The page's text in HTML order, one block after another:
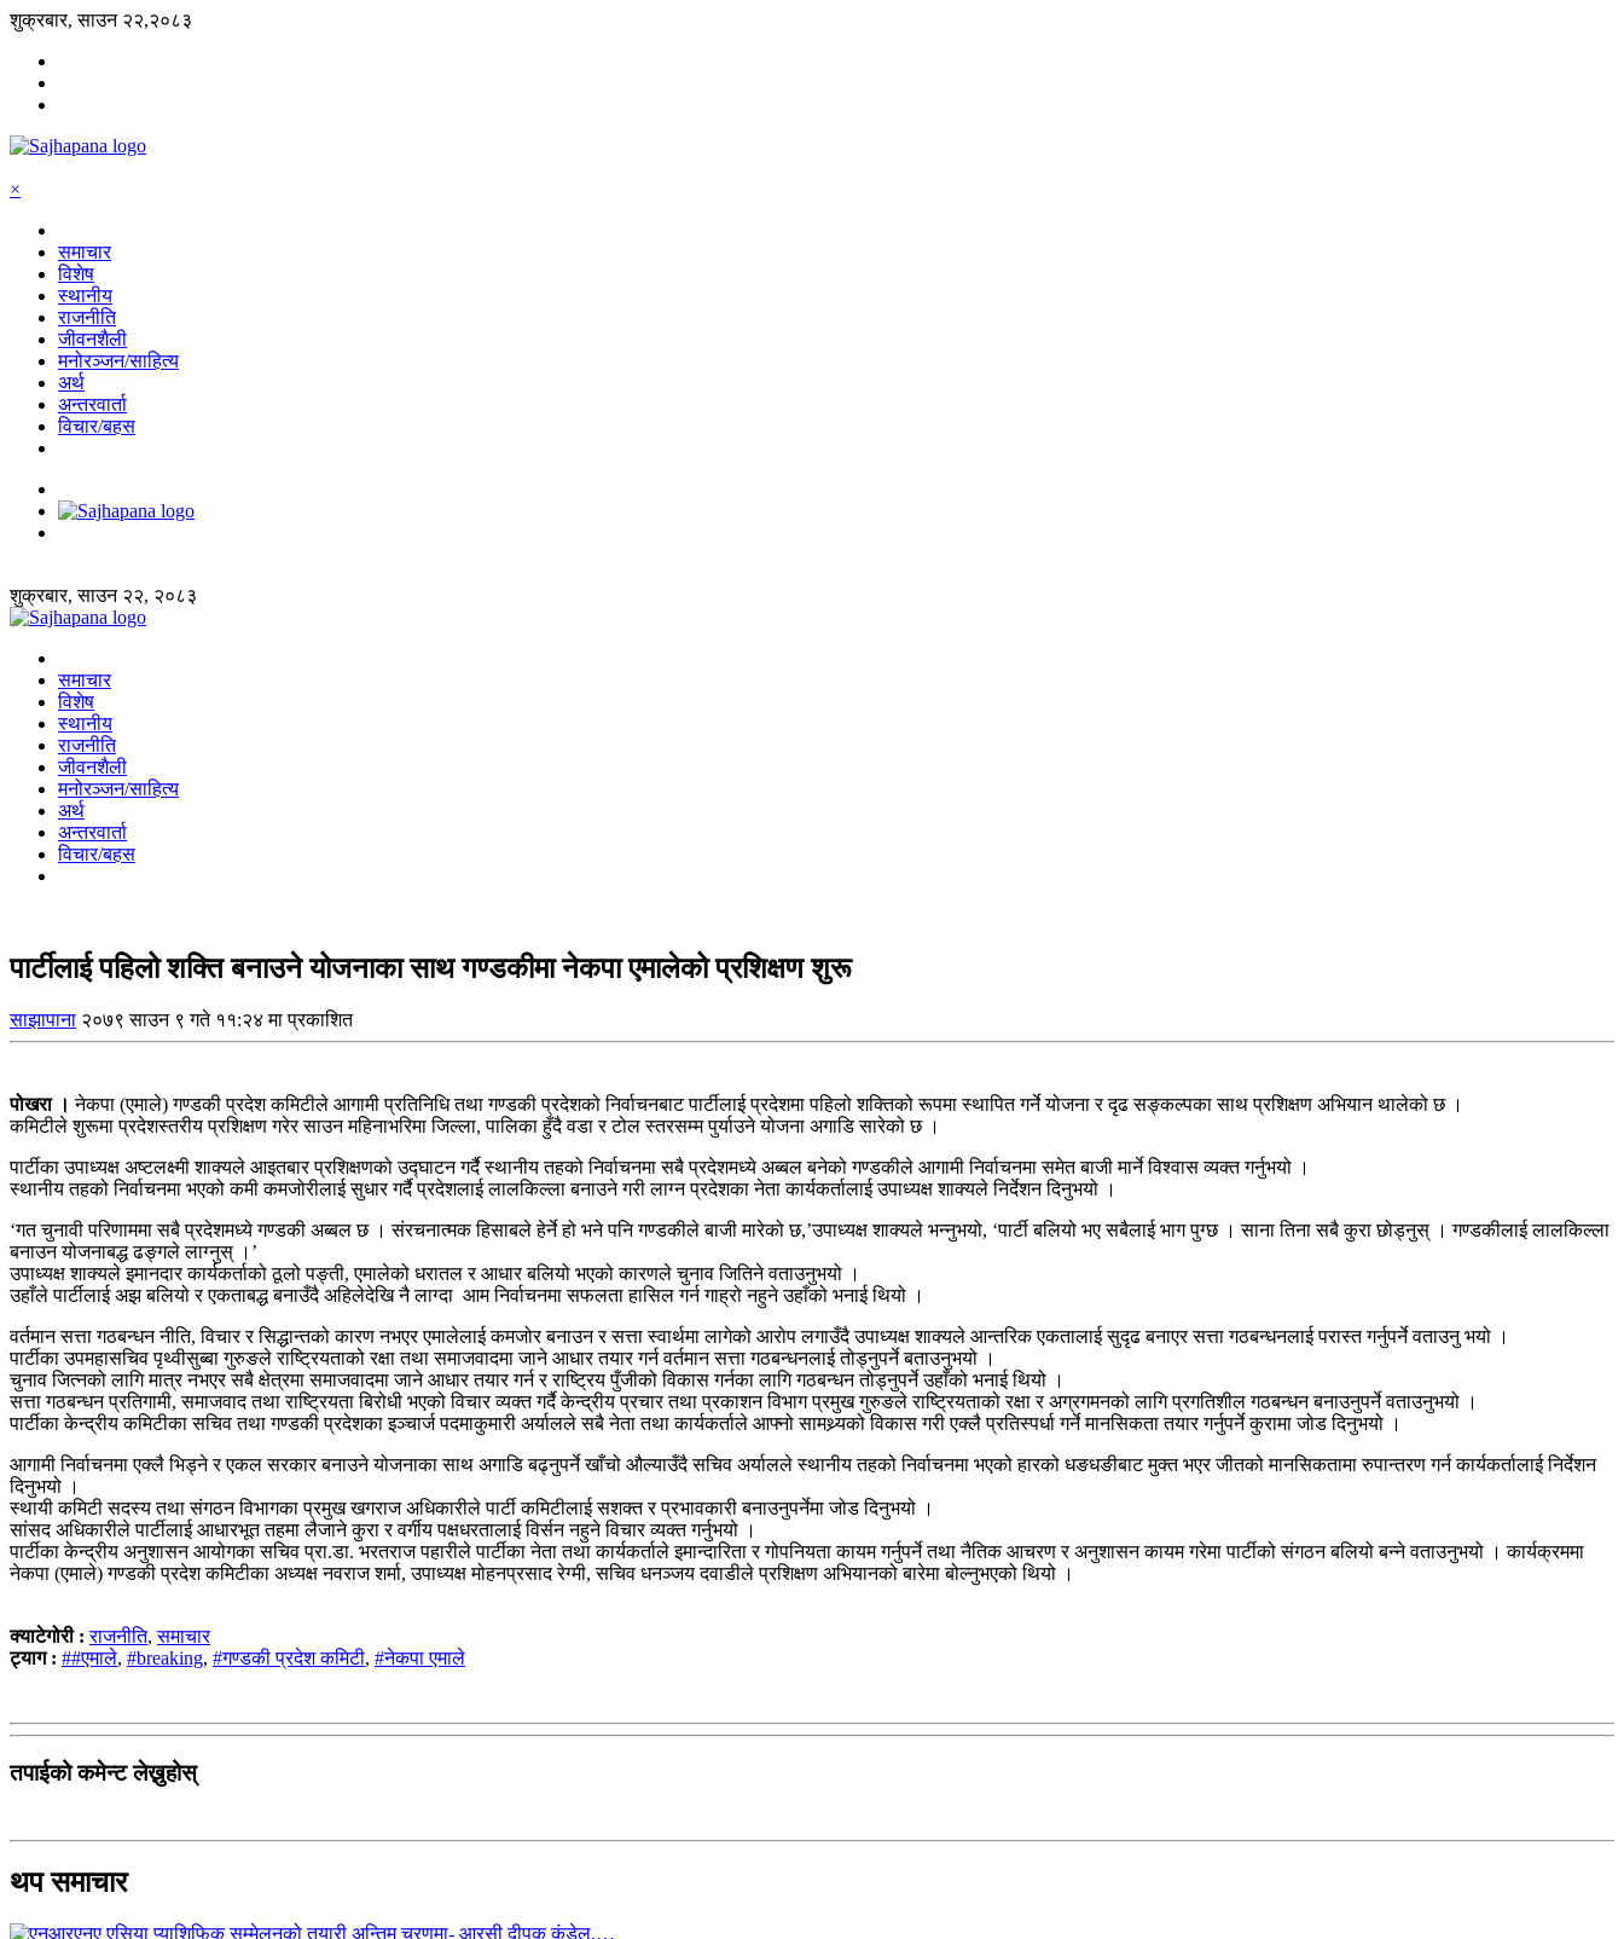
शुक्रबार, साउन २२,२०८३
×
समाचार
विशेष
स्थानीय
राजनीति
जीवनशैली
मनोरञ्जन/साहित्य
अर्थ
अन्तरवार्ता
विचार/बहस
शुक्रबार, साउन २२, २०८३
समाचार
विशेष
स्थानीय
राजनीति
जीवनशैली
मनोरञ्जन/साहित्य
अर्थ
अन्तरवार्ता
विचार/बहस
पार्टीलाई पहिलो शक्ति बनाउने योजनाका साथ गण्डकीमा नेकपा एमालेको प्रशिक्षण शुरू
साझापाना २०७९ साउन ९ गते ११:२४ मा प्रकाशित
पोखरा । नेकपा (एमाले) गण्डकी प्रदेश कमिटीले आगामी प्रतिनिधि तथा गण्डकी प्रदेशको निर्वाचनबाट पार्टीलाई प्रदेशमा पहिलो शक्तिको रूपमा स्थापित गर्ने योजना र दृढ सङ्कल्पका साथ प्रशिक्षण अभियान थालेको छ ।
कमिटीले शुरूमा प्रदेशस्तरीय प्रशिक्षण गरेर साउन महिनाभरिमा जिल्ला, पालिका हुँदै वडा र टोल स्तरसम्म पुर्याउने योजना अगाडि सारेको छ ।
पार्टीका उपाध्यक्ष अष्टलक्ष्मी शाक्यले आइतबार प्रशिक्षणको उद्घाटन गर्दै स्थानीय तहको निर्वाचनमा सबै प्रदेशमध्ये अब्बल बनेको गण्डकीले आगामी निर्वाचनमा समेत बाजी मार्ने विश्वास व्यक्त गर्नुभयो ।
स्थानीय तहको निर्वाचनमा भएको कमी कमजोरीलाई सुधार गर्दै प्रदेशलाई लालकिल्ला बनाउने गरी लाग्न प्रदेशका नेता कार्यकर्तालाई उपाध्यक्ष शाक्यले निर्देशन दिनुभयो ।
‘गत चुनावी परिणाममा सबै प्रदेशमध्ये गण्डकी अब्बल छ । संरचनात्मक हिसाबले हेर्ने हो भने पनि गण्डकीले बाजी मारेको छ,’उपाध्यक्ष शाक्यले भन्नुभयो, ‘पार्टी बलियो भए सबैलाई भाग पुग्छ । साना तिना सबै कुरा छोड्नुस् । गण्डकीलाई लालकिल्ला
बनाउन योजनाबद्ध ढङ्गले लाग्नुस् ।’
उपाध्यक्ष शाक्यले इमानदार कार्यकर्ताको ठूलो पङ्ती, एमालेको धरातल र आधार बलियो भएको कारणले चुनाव जितिने वताउनुभयो ।
उहाँले पार्टीलाई अझ बलियो र एकताबद्ध बनाउँदै अहिलेदेखि नै लाग्दा आम निर्वाचनमा सफलता हासिल गर्न गाह्रो नहुने उहाँको भनाई थियो ।
वर्तमान सत्ता गठबन्धन नीति, विचार र सिद्धान्तको कारण नभएर एमालेलाई कमजोर बनाउन र सत्ता स्वार्थमा लागेको आरोप लगाउँदै उपाध्यक्ष शाक्यले आन्तरिक एकतालाई सुदृढ बनाएर सत्ता गठबन्धनलाई परास्त गर्नुपर्ने वताउनु भयो ।
पार्टीका उपमहासचिव पृथ्वीसुब्बा गुरुङले राष्ट्रियताको रक्षा तथा समाजवादमा जाने आधार तयार गर्न वर्तमान सत्ता गठबन्धनलाई तोड्नुपर्ने बताउनुभयो ।
चुनाव जित्नको लागि मात्र नभएर सबै क्षेत्रमा समाजवादमा जाने आधार तयार गर्न र राष्ट्रिय पुँजीको विकास गर्नका लागि गठबन्धन तोड्नुपर्ने उहाँको भनाई थियो ।
सत्ता गठबन्धन प्रतिगामी, समाजवाद तथा राष्ट्रियता बिरोधी भएको विचार व्यक्त गर्दै केन्द्रीय प्रचार तथा प्रकाशन विभाग प्रमुख गुरुङले राष्ट्रियताको रक्षा र अग्रगमनको लागि प्रगतिशील गठबन्धन बनाउनुपर्ने वताउनुभयो ।
पार्टीका केन्द्रीय कमिटीका सचिव तथा गण्डकी प्रदेशका इञ्चार्ज पदमाकुमारी अर्यालले सबै नेता तथा कार्यकर्ताले आफ्नो सामथ्र्यको विकास गरी एक्लै प्रतिस्पर्धा गर्ने मानसिकता तयार गर्नुपर्ने कुरामा जोड दिनुभयो ।
आगामी निर्वाचनमा एक्लै भिड्ने र एकल सरकार बनाउने योजनाका साथ अगाडि बढ्नुपर्ने खाँचो औल्याउँदै सचिव अर्यालले स्थानीय तहको निर्वाचनमा भएको हारको धङधङीबाट मुक्त भएर जीतको मानसिकतामा रुपान्तरण गर्न कार्यकर्तालाई निर्देशन
दिनुभयो ।
स्थायी कमिटी सदस्य तथा संगठन विभागका प्रमुख खगराज अधिकारीले पार्टी कमिटीलाई सशक्त र प्रभावकारी बनाउनुपर्नेमा जोड दिनुभयो ।
सांसद अधिकारीले पार्टीलाई आधारभूत तहमा लैजाने कुरा र वर्गीय पक्षधरतालाई विर्सन नहुने विचार व्यक्त गर्नुभयो ।
पार्टीका केन्द्रीय अनुशासन आयोगका सचिव प्रा.डा. भरतराज पहारीले पार्टीका नेता तथा कार्यकर्ताले इमान्दारिता र गोपनियता कायम गर्नुपर्ने तथा नैतिक आचरण र अनुशासन कायम गरेमा पार्टीको संगठन बलियो बन्ने वताउनुभयो । कार्यक्रममा
नेकपा (एमाले) गण्डकी प्रदेश कमिटीका अध्यक्ष नवराज शर्मा, उपाध्यक्ष मोहनप्रसाद रेग्मी, सचिव धनञ्जय दवाडीले प्रशिक्षण अभियानको बारेमा बोल्नुभएको थियो ।
क्याटेगोरी :राजनीति,समाचार
ट्याग : ##एमाले, #breaking, #गण्डकी प्रदेश कमिटी, #नेकपा एमाले
तपाईको कमेन्ट लेख्नुहोस्
थप समाचार